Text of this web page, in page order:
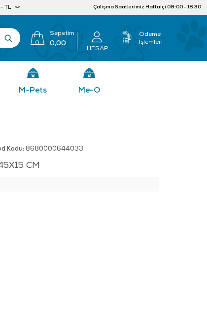
- TL Çalışma Saatlerimiz Haftaiçi 09:00 - 18.30
Sepetim
0,00
0
HESAP
Ödeme
İşlemleri
M-Pets Me-O
Kodu: 8680000644033
CM